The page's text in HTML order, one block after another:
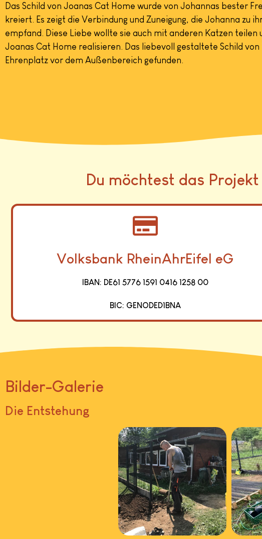
Das Schild von Joanas Cat Home wurde von Johannas bester
kreiert. Es zeigt die Verbindung und Zuneigung, die Johanna zu
empfand. Diese Liebe wollte sie auch mit anderen Katzen teilen
Joanas Cat Home realisieren. Das liebevoll gestaltete Schild von
Ehrenplatz vor dem Außenbereich gefunden.
Du möchtest das
Volksbank RheinAhrEifel eG
IBAN: DE61 5776 1591 0416 1258 00
BIC: GENODED1BNA
Bilder-Galerie
Die Entstehung